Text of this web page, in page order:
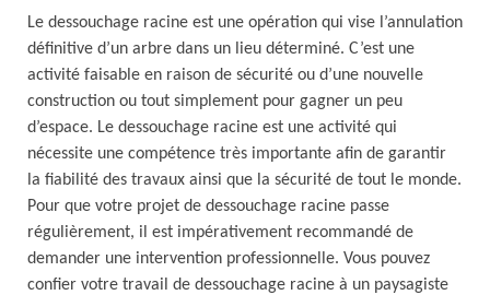
Le dessouchage racine est une opération qui vise l’annulation
définitive d’un arbre dans un lieu déterminé. C’est une
activité faisable en raison de sécurité ou d’une nouvelle
construction ou tout simplement pour gagner un peu
d’espace. Le dessouchage racine est une activité qui
nécessite une compétence très importante afin de garantir
la fiabilité des travaux ainsi que la sécurité de tout le monde.
Pour que votre projet de dessouchage racine passe
régulièrement, il est impérativement recommandé de
demander une intervention professionnelle. Vous pouvez
confier votre travail de dessouchage racine à un paysagiste